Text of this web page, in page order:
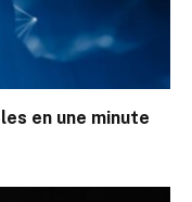
en une minute